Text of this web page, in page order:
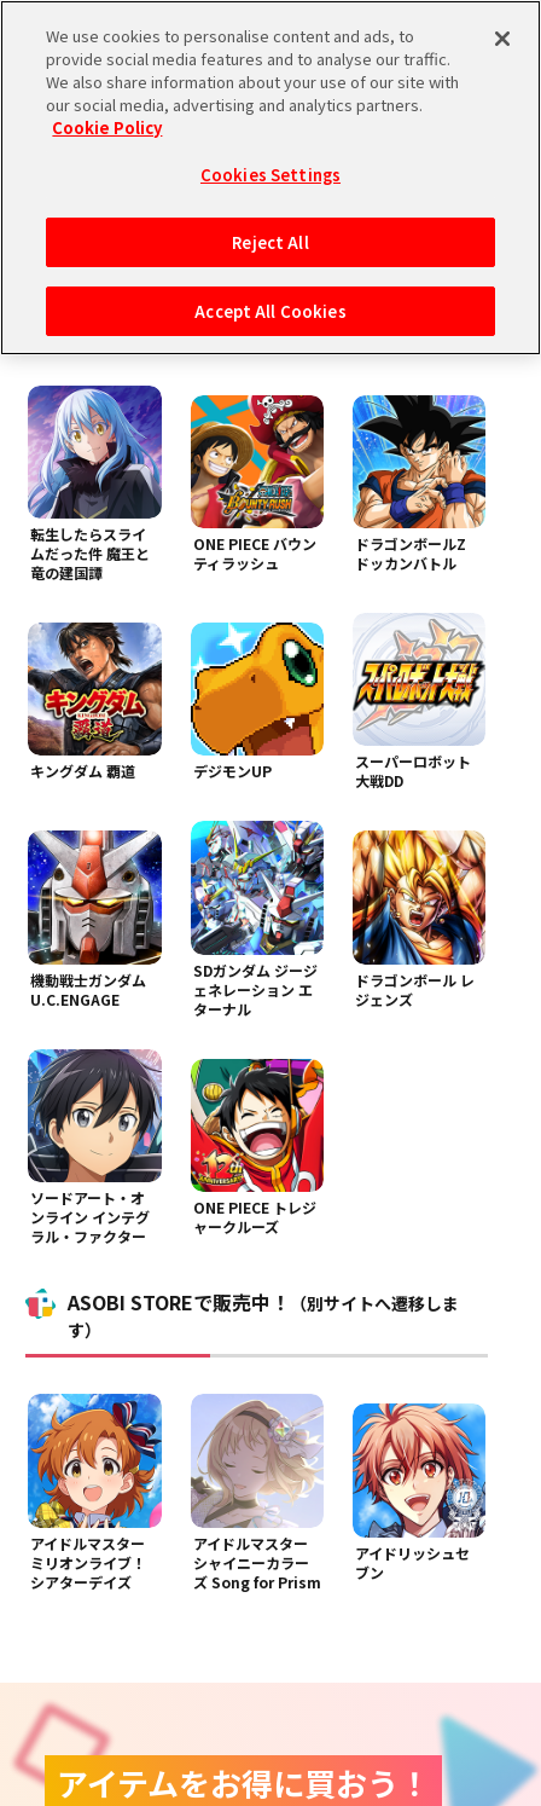
2026.08.04 JST メンテナンス
ゲーム体験をもっと豊かに！
転生したらスライ
ムだった件 魔王と
竜の建国譚
ONE PIECE バウン
ティラッシュ
ドラゴンボールZ
ドッカンバトル
キングダム 覇道 デジモンUP
スーパーロボット
大戦DD
機動戦士ガンダム
U.C.ENGAGE
SDガンダム ジージ
ェネレーション エ
ターナル
ドラゴンボール レ
ジェンズ
ソードアート・オ
ンライン インテグ
ラル・ファクター
ONE PIECE トレジ
ャークルーズ
ASOBI STOREで販売中！
（別サイトへ遷移しま
す）
アイドルマスター
ミリオンライブ！
シアターデイズ
アイドルマスター
シャイニーカラー
ズ Song for Prism
アイドリッシュセ
ブン
アイテムをお得に買おう！
We use cookies to personalise content and ads, to
provide social media features and to analyse our traffic.
We also share information about your use of our site with
our social media, advertising and analytics partners.
Cookie Policy
Cookies Settings
Reject All
Accept All Cookies